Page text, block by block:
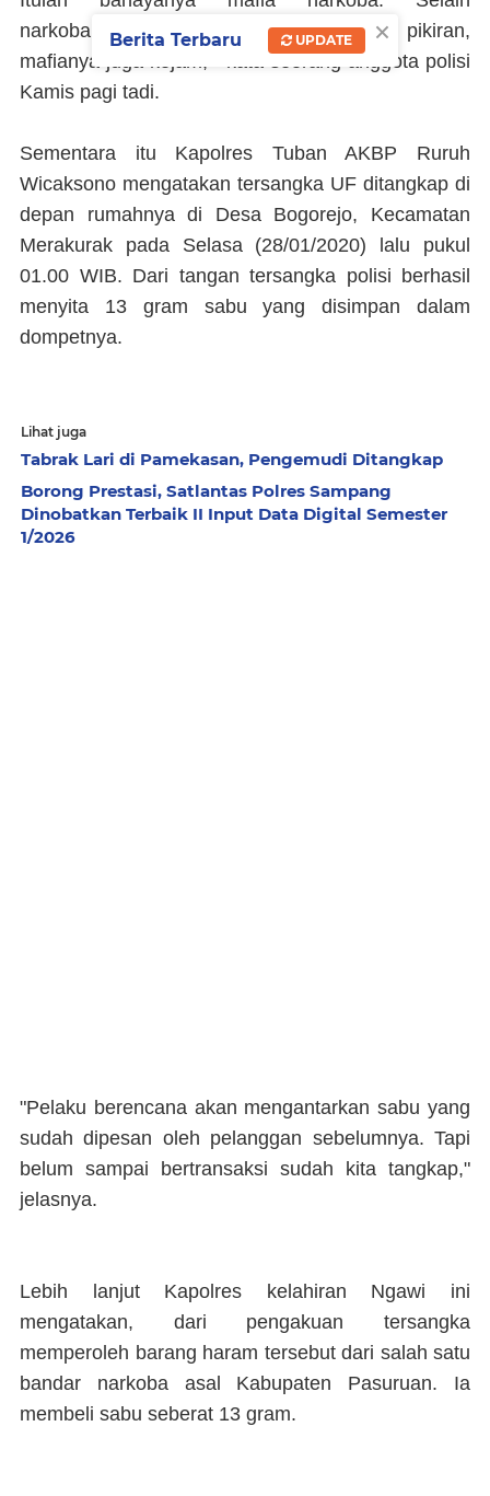
narkobanya sendiri merusak tubuh dan pikiran,
mafianya juga kejam, " kata seorang anggota polisi
Kamis pagi tadi.
Sementara itu Kapolres Tuban AKBP Ruruh
Wicaksono mengatakan tersangka UF ditangkap di
depan rumahnya di Desa Bogorejo, Kecamatan
Merakurak pada Selasa (28/01/2020) lalu pukul
01.00 WIB. Dari tangan tersangka polisi berhasil
menyita 13 gram sabu yang disimpan dalam
dompetnya.
Lihat juga
Tabrak Lari di Pamekasan, Pengemudi Ditangkap
Borong Prestasi, Satlantas Polres Sampang
Dinobatkan Terbaik II Input Data Digital Semester
1/2026
"Pelaku berencana akan mengantarkan sabu yang
sudah dipesan oleh pelanggan sebelumnya. Tapi
belum sampai bertransaksi sudah kita tangkap,"
jelasnya.
Lebih lanjut Kapolres kelahiran Ngawi ini
mengatakan, dari pengakuan tersangka
memperoleh barang haram tersebut dari salah satu
bandar narkoba asal Kabupaten Pasuruan. Ia
membeli sabu seberat 13 gram.
×
Berita Terbaru UPDATE